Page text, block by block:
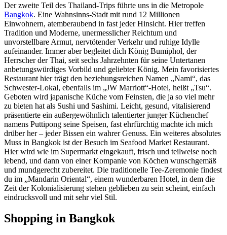
Der zweite Teil des Thailand-Trips führte uns in die Metropole
Bangkok. Eine Wahnsinns-Stadt mit rund 12 Millionen
Einwohnern, atemberaubend in fast jeder Hinsicht. Hier treffen
Tradition und Moderne, unermesslicher Reichtum und
unvorstellbare Armut, nervtötender Verkehr und ruhige Idylle
aufeinander. Immer aber begleitet dich König Bumiphol, der
Herrscher der Thai, seit sechs Jahrzehnten für seine Untertanen
anbetungswürdiges Vorbild und geliebter König. Mein favorisiertes
Restaurant hier trägt den beziehungsreichen Namen „Nami“, das
Schwester-Lokal, ebenfalls im „JW Marriott“-Hotel, heißt „Tsu“.
Geboten wird japanische Küche vom Feinsten, die ja so viel mehr
zu bieten hat als Sushi und Sashimi. Leicht, gesund, vitalisierend
präsentierte ein außergewöhnlich talentierter junger Küchenchef
namens Puttipong seine Speisen, fast ehrfürchtig machte ich mich
drüber her – jeder Bissen ein wahrer Genuss. Ein weiteres absolutes
Muss in Bangkok ist der Besuch im Seafood Market Restaurant.
Hier wird wie im Supermarkt eingekauft, frisch und teilweise noch
lebend, und dann von einer Kompanie von Köchen wunschgemäß
und mundgerecht zubereitet. Die traditionelle Tee-Zeremonie findest
du im „Mandarin Oriental“, einem wunderbaren Hotel, in dem die
Zeit der Kolonialisierung stehen geblieben zu sein scheint, einfach
eindrucksvoll und mit sehr viel Stil.
Shopping in Bangkok